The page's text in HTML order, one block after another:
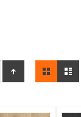
als